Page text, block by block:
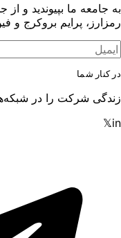
جدیدترین نوآوری‌ها در
مطلع بمانید
اجتماعی دلخواه خود